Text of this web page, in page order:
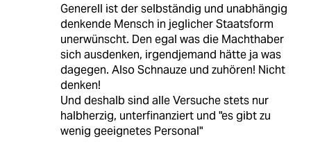
Generell ist der selbständig und unabhängig
denkende Mensch in jeglicher Staatsform
unerwünscht. Den egal was die Machthaber
sich ausdenken, irgendjemand hätte ja was
dagegen. Also Schnauze und zuhören! Nicht
denken!
Und deshalb sind alle Versuche stets nur
halbherzig, unterfinanziert und "es gibt zu
wenig geeignetes Personal"